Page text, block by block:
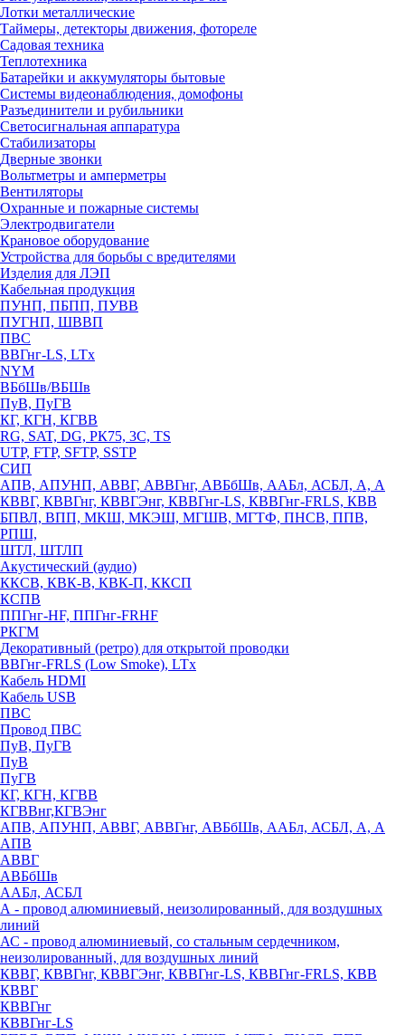
Лотки металлические
Таймеры, детекторы движения, фотореле
Садовая техника
Теплотехника
Батарейки и аккумуляторы бытовые
Системы видеонаблюдения, домофоны
Разъединители и рубильники
Светосигнальная аппаратура
Стабилизаторы
Дверные звонки
Вольтметры и амперметры
Вентиляторы
Охранные и пожарные системы
Электродвигатели
Крановое оборудование
Устройства для борьбы с вредителями
Изделия для ЛЭП
Кабельная продукция
ПУНП, ПБПП, ПУВВ
ПУГНП, ШВВП
ПВС
ВВГнг-LS, LTx
NYM
ВБбШв/ВБШв
ПуВ, ПуГВ
КГ, КГН, КГВВ
RG, SAT, DG, РК75, 3С, TS
UTP, FTP, SFTP, SSTP
СИП
АПВ, АПУНП, АВВГ, АВВГнг, АВБбШв, ААБл, АСБЛ, А, А
КВВГ, КВВГнг, КВВГЭнг, КВВГнг-LS, КВВГнг-FRLS, КВВ
БПВЛ, ВПП, МКШ, МКЭШ, МГШВ, МГТФ, ПНСВ, ППВ,
РПШ,
ШТЛ, ШТЛП
Акустический (аудио)
ККСВ, КВК-В, КВК-П, ККСП
КСПВ
ППГнг-HF, ППГнг-FRHF
РКГМ
Декоративный (ретро) для открытой проводки
ВВГнг-FRLS (Low Smoke), LTx
Кабель HDMI
Кабель USB
ПВС
Провод ПВС
ПуВ, ПуГВ
ПуВ
ПуГВ
КГ, КГН, КГВВ
КГВВнг,КГВЭнг
АПВ, АПУНП, АВВГ, АВВГнг, АВБбШв, ААБл, АСБЛ, А, А
АПВ
АВВГ
АВБбШв
ААБл, АСБЛ
А - провод алюминиевый, неизолированный, для воздушных
линий
АС - провод алюминиевый, со стальным сердечником,
неизолированный, для воздушных линий
КВВГ, КВВГнг, КВВГЭнг, КВВГнг-LS, КВВГнг-FRLS, КВВ
КВВГ
КВВГнг
КВВГнг-LS